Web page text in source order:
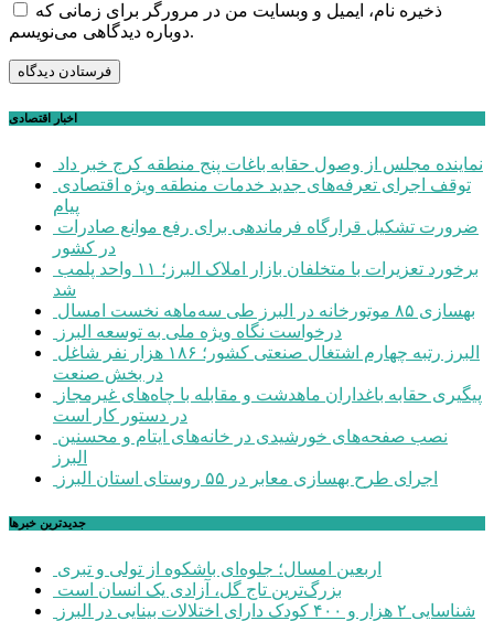
ذخیره نام، ایمیل و وبسایت من در مرورگر برای زمانی که
دوباره دیدگاهی می‌نویسم.
اخبار اقتصادی
نماینده مجلس از وصول حقابه باغات پنج منطقه کرج خبر داد
پیام
در کشور
شد
بهسازی ۸۵ موتورخانه در البرز طی سه‌ماهه نخست امسال
درخواست نگاه ویژه ملی به توسعه البرز
در بخش صنعت
در دستور کار است
البرز
اجرای طرح بهسازی معابر در ۵۵ روستای استان البرز
جديدترين خبرها
اربعین امسال؛ جلوه‌ای باشکوه از تولی و تبری
بزرگ‌ترین تاج گل، آزادی یک انسان است
شناسایی ۲ هزار و ۴۰۰ کودک دارای اختلالات بینایی در البرز